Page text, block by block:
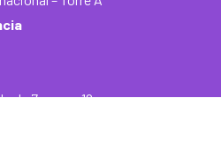
de 7 a. m. a 12 m.